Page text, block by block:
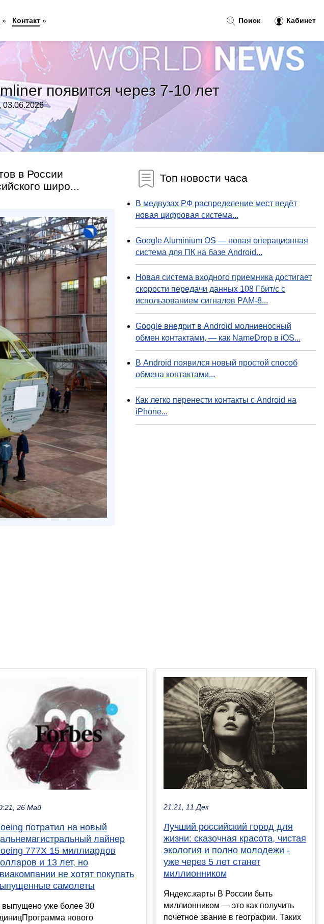
появится через 7-10 лет
03.06.2026
в России
широ...
Топ новости часа
В медвузах РФ распределение мест ведёт
новая цифровая система...
Google Aluminium OS — новая операционная
система для ПК на базе Android...
Новая система входного приемника достигает
скорости передачи данных 108 Гбит/с с
использованием сигналов PAM-8...
Google внедрит в Android молниеносный
обмен контактами, — как NameDrop в iOS...
В Android появился новый простой способ
обмена контактами...
Как легко перенести контакты с Android на
iPhone...
26 Май
потратил на новый
лайнер
777X 15 миллиардов
и 13 лет, но
не хотят покупать
самолеты
выпущено уже более 30
нового
21:21, 11 Дек
Лучший российский город для
жизни: сказочная красота, чистая
экология и полно молодежи -
уже через 5 лет станет
миллионником
Яндекс.карты В России быть
миллионником — это как получить
почетное звание в географии. Таких
Поиск Кабинет
» Контакт »